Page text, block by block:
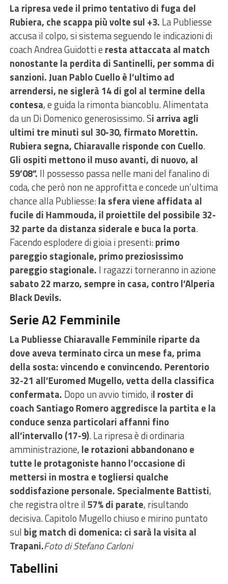
La ripresa vede il primo tentativo di fuga del
Rubiera, che scappa più volte sul +3. La Publiesse
accusa il colpo, si sistema seguendo le indicazioni di
coach Andrea Guidotti e resta attaccata al match
nonostante la perdita di Santinelli, per somma di
sanzioni. Juan Pablo Cuello è l’ultimo ad
arrendersi, ne siglerà 14 di gol al termine della
contesa, e guida la rimonta biancoblu. Alimentata
da un Di Domenico generosissimo. Si arriva agli
ultimi tre minuti sul 30-30, firmato Morettin.
Rubiera segna, Chiaravalle risponde con Cuello.
Gli ospiti mettono il muso avanti, di nuovo, al
59’08”. Il possesso passa nelle mani del fanalino di
coda, che però non ne approfitta e concede un’ultima
chance alla Publiesse:la sfera viene affidata al
fucile di Hammouda, il proiettile del possibile 32-
32 parte da distanza siderale e buca la porta.
Facendo esplodere di gioia i presenti:primo
pareggio stagionale, primo preziosissimo
pareggio stagionale. I ragazzi torneranno in azione
sabato 22 marzo, sempre in casa, contro l’Alperia
Black Devils.
Serie A2 Femminile
La Publiesse Chiaravalle Femminile riparte da
dove aveva terminato circa un mese fa, prima
della sosta: vincendo e convincendo. Perentorio
32-21 all’Euromed Mugello, vetta della classifica
confermata. Dopo un avvio timido, il roster di
coach Santiago Romero aggredisce la partita e la
conduce senza particolari affanni fino
all’intervallo (17-9). La ripresa è di ordinaria
amministrazione, le rotazioni abbandonano e
tutte le protagoniste hanno l’occasione di
mettersi in mostra e togliersi qualche
soddisfazione personale. Specialmente Battisti,
che registra oltre il57% di parate, risultando
decisiva. Capitolo Mugello chiuso e mirino puntato
sul big match di domenica: ci sarà la visita al
Trapani.Foto di Stefano Carloni
Tabellini